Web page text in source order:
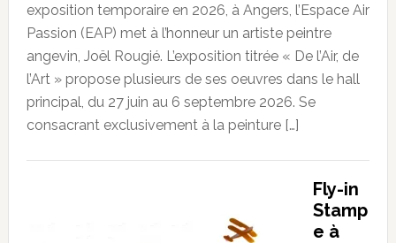
exposition temporaire en 2026, à Angers, l’Espace Air
Passion (EAP) met à l’honneur un artiste peintre
angevin, Joël Rougié. L’exposition titrée « De l’Air, de
l’Art » propose plusieurs de ses oeuvres dans le hall
principal, du 27 juin au 6 septembre 2026. Se
consacrant exclusivement à la peinture […]
Fly-in
Stamp
e à